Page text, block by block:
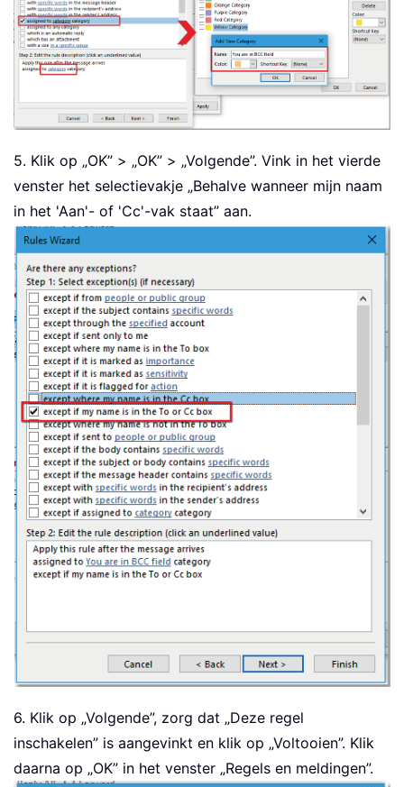
5. Klik op „OK” > „OK” > „Volgende”. Vink in het vierde
venster het selectievakje „Behalve wanneer mijn naam
in het 'Aan'- of 'Cc'-vak staat” aan.
6. Klik op „Volgende”, zorg dat „Deze regel
inschakelen” is aangevinkt en klik op „Voltooien”. Klik
daarna op „OK” in het venster „Regels en meldingen”.